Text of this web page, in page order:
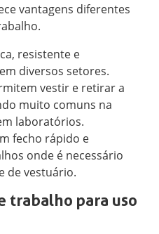
vantagens diferentes
resistente e
diversos setores.
vestir e retirar a
muito comuns na
laboratórios.
fecho rápido e
onde é necessário
de vestuário.
trabalho para uso